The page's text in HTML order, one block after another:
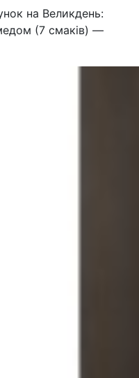
на Великдень:
(7 смаків) —